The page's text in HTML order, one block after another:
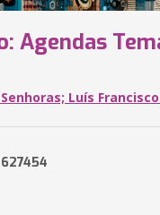
Agendas
Luís